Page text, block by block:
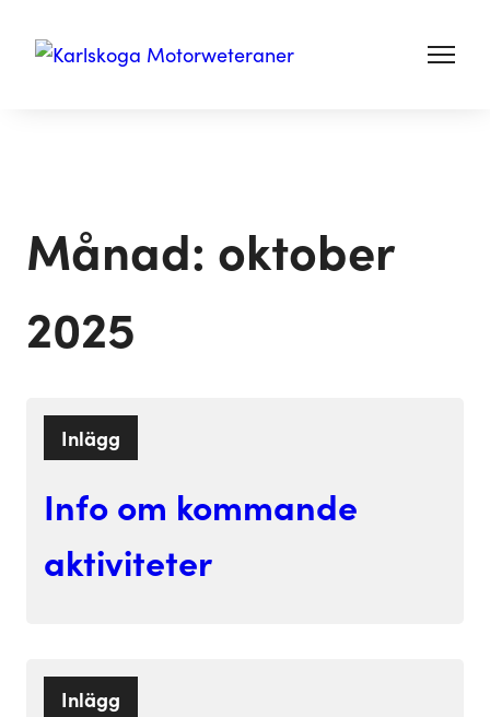
Månad: oktober
2025
Inlägg
Info om kommande
aktiviteter
Inlägg